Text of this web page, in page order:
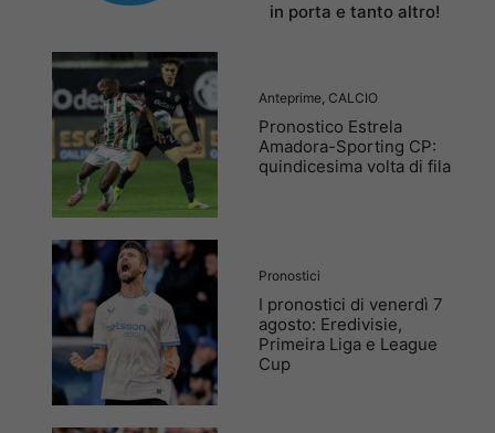
in porta e tanto altro!
Anteprime CALCIO
Pronostico Estrela
Amadora-Sporting CP:
quindicesima volta di fila
Pronostici
I pronostici di venerdì 7
agosto: Eredivisie,
Primeira Liga e League
Cup